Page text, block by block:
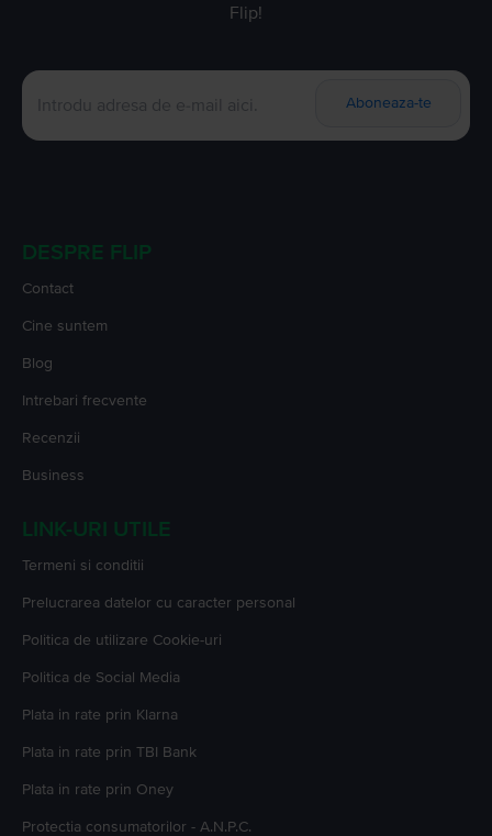
Flip!
Aboneaza-te
DESPRE FLIP
Contact
Cine suntem
Blog
Intrebari frecvente
Recenzii
Business
LINK-URI UTILE
Termeni si conditii
Prelucrarea datelor cu caracter personal
Politica de utilizare Cookie-uri
Politica de Social Media
Plata in rate prin Klarna
Plata in rate prin TBI Bank
Plata in rate prin Oney
Protectia consumatorilor - A.N.P.C.